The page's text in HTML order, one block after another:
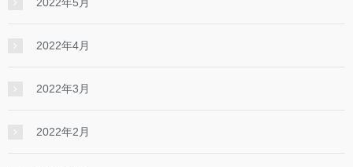
2022年4月
2022年3月
2022年2月